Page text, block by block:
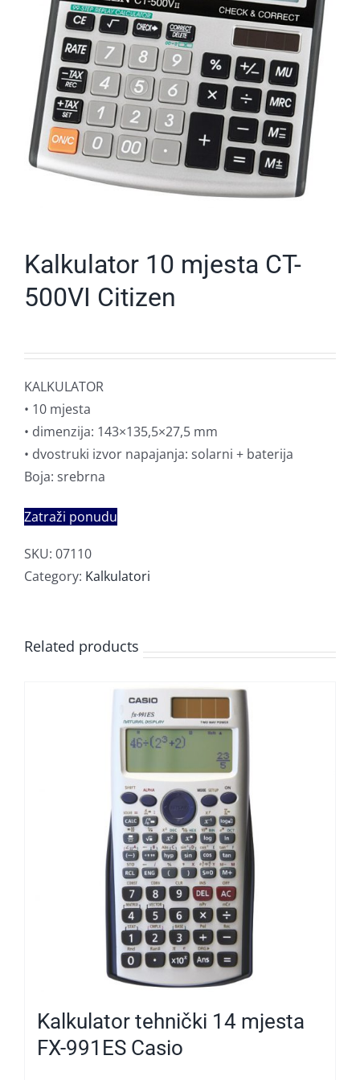
Kalkulator 10 mjesta CT-
500VI Citizen
KALKULATOR
• 10 mjesta
• dimenzija: 143×135,5×27,5 mm
• dvostruki izvor napajanja: solarni + baterija
Boja: srebrna
Zatraži ponudu
SKU: 07110
Category: Kalkulatori
Related products
Kalkulator tehnički 14 mjesta
FX-991ES Casio